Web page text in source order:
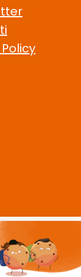
183 00146
| P.Iva: